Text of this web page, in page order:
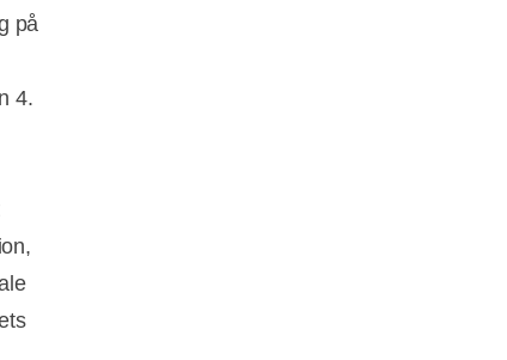
på
4.